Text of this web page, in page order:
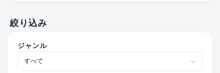
絞り込み
ジャンル